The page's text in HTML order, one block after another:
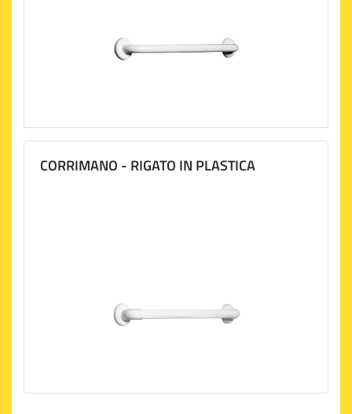
CORRIMANO - RIGATO IN PLASTICA